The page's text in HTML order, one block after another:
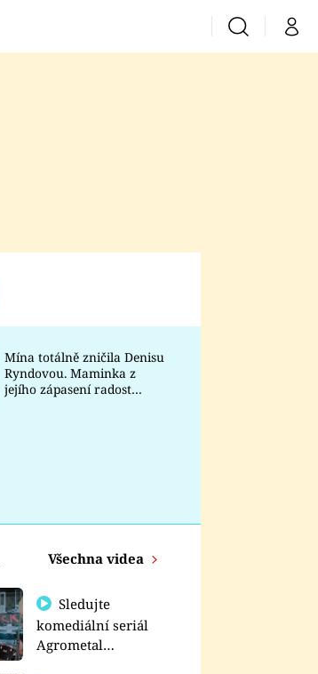
VyhledáváníMůj
Prima Lajk
Sledujte nás
Mína totálně zničila Denisu
Ryndovou. Maminka z
jejího zápasení radost
Všechna videa
Sledujte
komediální seriál
Agrometal